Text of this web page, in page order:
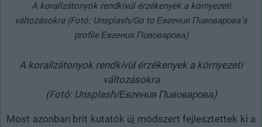
A korallzátonyok rendkívül érzékenyek a környezeti
változásokra (Fotó: Unsplash/Go to Евгения Пивоварова's
profile Евгения Пивоварова)
A korallzátonyok rendkívül érzékenyek a környezeti
változásokra
(Fotó: Unsplash/Евгения Пивоварова)
Most azonban brit kutatók új módszert fejlesztettek ki a